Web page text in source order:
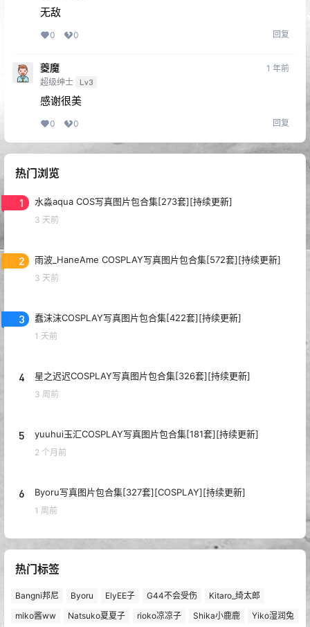
无敌
0 0 回复
夔魔
超级绅士 Lv3
1 年前
感谢很美
0 0 回复
热门浏览
1 水淼aqua COS写真图片包合集[273套][持续更新]
3 天前
2 雨波_HaneAme COSPLAY写真图片包合集[572套][持续更新]
3 天前
3 蠢沫沫COSPLAY写真图片包合集[422套][持续更新]
1 天前
4 星之迟迟COSPLAY写真图片包合集[326套][持续更新]
3 周前
5 yuuhui玉汇COSPLAY写真图片包合集[181套][持续更新]
2 个月前
6 Byoru写真图片包合集[327套][COSPLAY][持续更新]
1 周前
热门标签
Bangni邦尼 Byoru ElyEE子 G44不会受伤
Kitaro_绮太郎
miko酱ww
Natsuko夏夏子 rioko凉凉子 Shika小鹿鹿 Yiko湿润兔